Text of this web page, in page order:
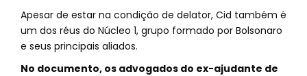
Apesar de estar na condição de delator, Cid também é
um dos réus do Núcleo 1, grupo formado por Bolsonaro
e seus principais aliados.
No documento, os advogados do ex-ajudante de